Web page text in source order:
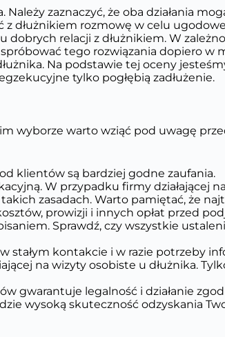
zaznaczyć, że oba działania
dłużnikiem rozmowę w celu
relacji z dłużnikiem. W
tego rozwiązania dopiero w
Na podstawie tej oceny
tylko pogłębią zadłużenie.
wyborze warto wziąć pod uwagę
klientów są bardziej godne zaufania.
W przypadku firmy działającej
zasadach. Warto pamiętać, że
prowizji i innych opłat przed
Sprawdź, czy wszystkie
stałym kontakcie i w razie potrzeby
na wizyty osobiste u dłużnika.
gwarantuje legalność i działanie
wysoką skuteczność odzyskania